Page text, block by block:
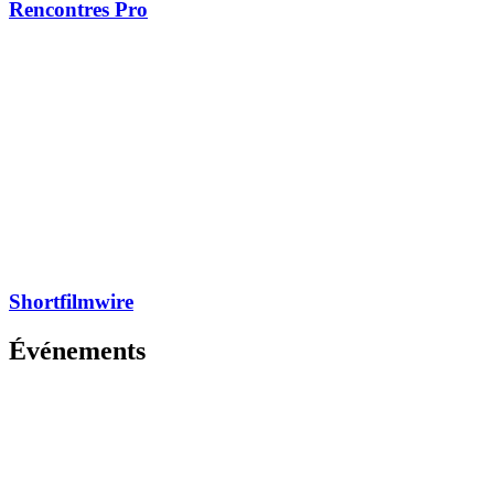
Rencontres Pro
Shortfilmwire
Événements